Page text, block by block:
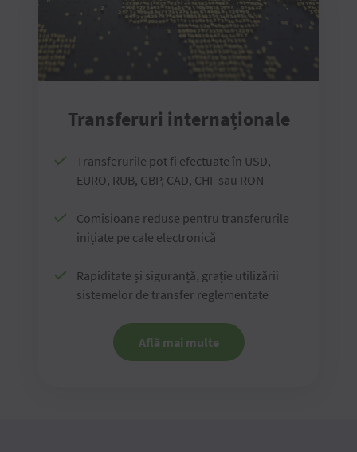
Transferuri internaționale
Transferurile pot fi efectuate în USD,
EURO, RUB, GBP, CAD, CHF sau RON
Comisioane reduse pentru transferurile
inițiate pe cale electronică
Rapiditate și siguranță, grație utilizării
sistemelor de transfer reglementate
Află mai multe